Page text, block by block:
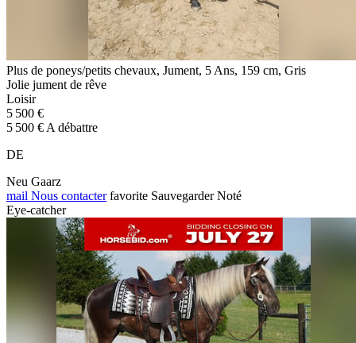
Plus de poneys/petits chevaux, Jument, 5 Ans, 159 cm, Gris
Jolie jument de rêve
Loisir
5 500 €
5 500 € A débattre
DE
Neu Gaarz
mail Nous contacter favorite Sauvegarder Noté
Eye-catcher